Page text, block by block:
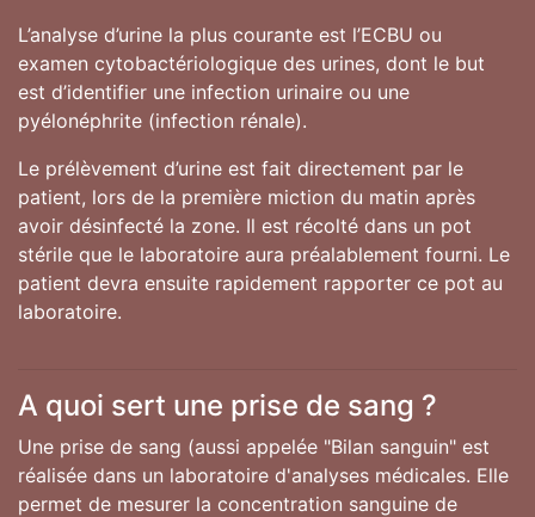
L’analyse d’urine la plus courante est l’ECBU ou
examen cytobactériologique des urines, dont le but
est d’identifier une infection urinaire ou une
pyélonéphrite (infection rénale).
Le prélèvement d’urine est fait directement par le
patient, lors de la première miction du matin après
avoir désinfecté la zone. Il est récolté dans un pot
stérile que le laboratoire aura préalablement fourni. Le
patient devra ensuite rapidement rapporter ce pot au
laboratoire.
A quoi sert une prise de sang ?
Une prise de sang (aussi appelée "Bilan sanguin" est
réalisée dans un laboratoire d'analyses médicales. Elle
permet de mesurer la concentration sanguine de